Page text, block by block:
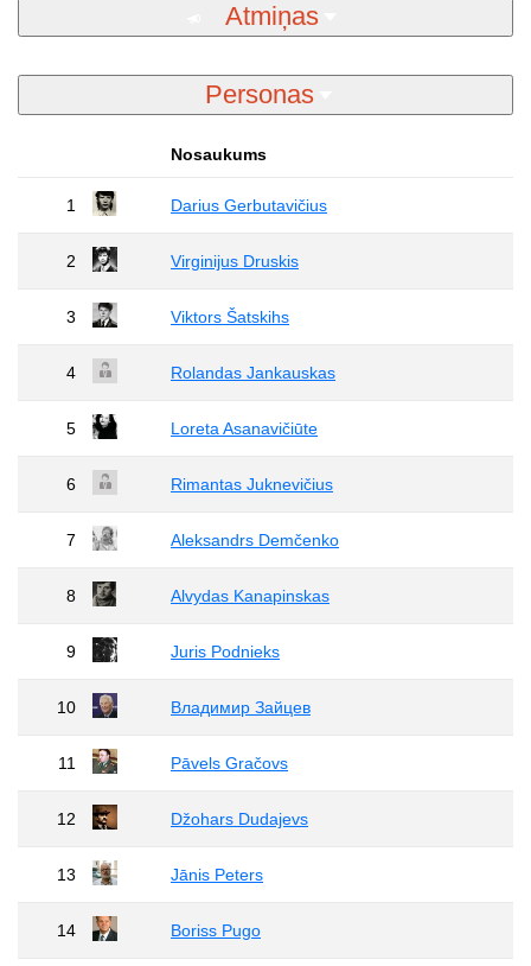
Atmiņas
Personas
Nosaukums
1 Darius Gerbutavičius
2 Virginijus Druskis
3 Viktors Šatskihs
4 Rolandas Jankauskas
5 Loreta Asanavičiūte
6 Rimantas Juknevičius
7 Aleksandrs Demčenko
8 Alvydas Kanapinskas
9 Juris Podnieks
10 Владимир Зайцев
11 Pāvels Gračovs
12 Džohars Dudajevs
13 Jānis Peters
14 Boriss Pugo